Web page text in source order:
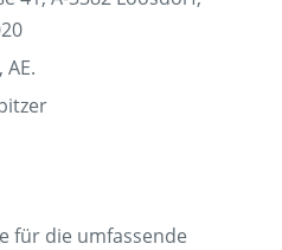
für die umfassende